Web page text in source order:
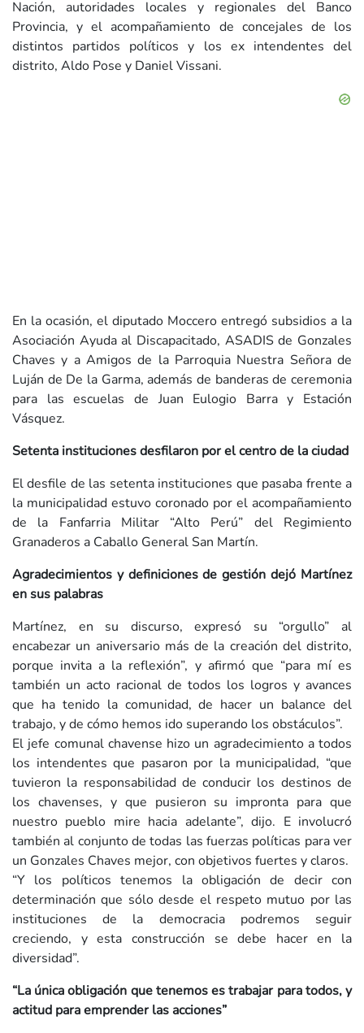
Nación, autoridades locales y regionales del Banco
Provincia, y el acompañamiento de concejales de los
distintos partidos políticos y los ex intendentes del
distrito, Aldo Pose y Daniel Vissani.
En la ocasión, el diputado Moccero entregó subsidios a la
Asociación Ayuda al Discapacitado, ASADIS de Gonzales
Chaves y a Amigos de la Parroquia Nuestra Señora de
Luján de De la Garma, además de banderas de ceremonia
para las escuelas de Juan Eulogio Barra y Estación
Vásquez.
Setenta instituciones desfilaron por el centro de la ciudad
El desfile de las setenta instituciones que pasaba frente a
la municipalidad estuvo coronado por el acompañamiento
de la Fanfarria Militar “Alto Perú” del Regimiento
Granaderos a Caballo General San Martín.
Agradecimientos y definiciones de gestión dejó Martínez
en sus palabras
Martínez, en su discurso, expresó su “orgullo” al
encabezar un aniversario más de la creación del distrito,
porque invita a la reflexión”, y afirmó que “para mí es
también un acto racional de todos los logros y avances
que ha tenido la comunidad, de hacer un balance del
trabajo, y de cómo hemos ido superando los obstáculos”.
El jefe comunal chavense hizo un agradecimiento a todos
los intendentes que pasaron por la municipalidad, “que
tuvieron la responsabilidad de conducir los destinos de
los chavenses, y que pusieron su impronta para que
nuestro pueblo mire hacia adelante”, dijo. E involucró
también al conjunto de todas las fuerzas políticas para ver
un Gonzales Chaves mejor, con objetivos fuertes y claros.
“Y los políticos tenemos la obligación de decir con
determinación que sólo desde el respeto mutuo por las
instituciones de la democracia podremos seguir
creciendo, y esta construcción se debe hacer en la
diversidad”.
“La única obligación que tenemos es trabajar para todos, y
actitud para emprender las acciones”